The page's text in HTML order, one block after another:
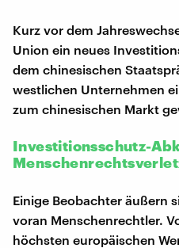
Kurz vor dem
Union ein neues
dem chinesischen
westlichen Unternehmen
zum chinesischen Markt
Investitionsschutz-
Einige Beobachter äußern
voran Menschenrechtler.
höchsten europäischen